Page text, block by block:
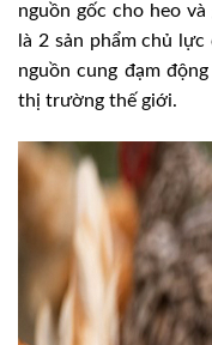
nguồn gốc cho heo
là 2 sản phẩm chủ
nguồn cung đạm
thị trường thế giới.